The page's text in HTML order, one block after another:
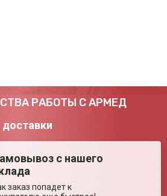
сплав
Оставить отзыв
РАБОТЫ С АРМЕД
с нашего
заказ попадет к